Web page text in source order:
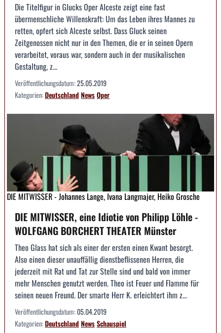
Die Titelfigur in Glucks Oper Alceste zeigt eine fast
übermenschliche Willenskraft: Um das Leben ihres Mannes zu
retten, opfert sich Alceste selbst. Dass Gluck seinen
Zeitgenossen nicht nur in den Themen, die er in seinen Opern
verarbeitet, voraus war, sondern auch in der musikalischen
Gestaltung, z...
Veröffentlichungsdatum:25.05.2019
Kategorien:DeutschlandNewsOper
DIE MITWISSER - Johannes Lange, Ivana Langmajer, Heiko Grosche
DIE MITWISSER, eine Idiotie von Philipp Löhle -
WOLFGANG BORCHERT THEATER Münster
Theo Glass hat sich als einer der ersten einen Kwant besorgt.
Also einen dieser unauffällig dienstbeflissenen Herren, die
jederzeit mit Rat und Tat zur Stelle sind und bald von immer
mehr Menschen genutzt werden. Theo ist Feuer und Flamme für
seinen neuen Freund. Der smarte Herr K. erleichtert ihm z...
Veröffentlichungsdatum:05.04.2019
Kategorien:DeutschlandNewsSchauspiel